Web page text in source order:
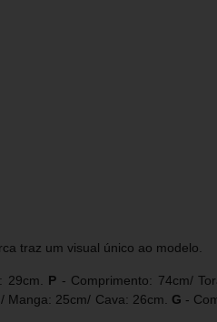
traz um visual único ao modelo.
29cm. P - Comprimento: 74cm/
Manga: 25cm/ Cava: 26cm. G -